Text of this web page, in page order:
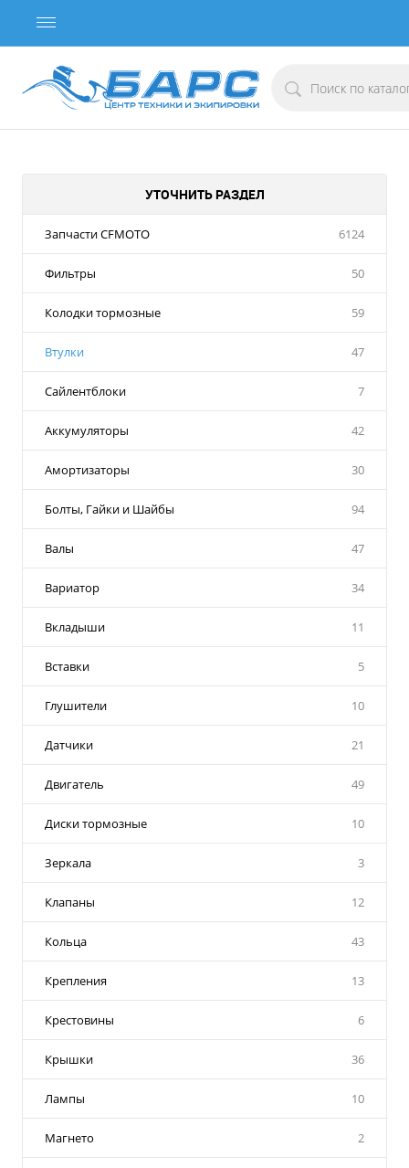
УТОЧНИТЬ РАЗДЕЛ
Запчасти CFMOTO 6124
Фильтры 50
Колодки тормозные 59
Втулки 47
Сайлентблоки 7
Аккумуляторы 42
Амортизаторы 30
Болты, Гайки и Шайбы 94
Валы 47
Вариатор 34
Вкладыши 11
Вставки 5
Глушители 10
Датчики 21
Двигатель 49
Диски тормозные 10
Зеркала 3
Клапаны 12
Кольца 43
Крепления 13
Крестовины 6
Крышки 36
Лампы 10
Магнето 2